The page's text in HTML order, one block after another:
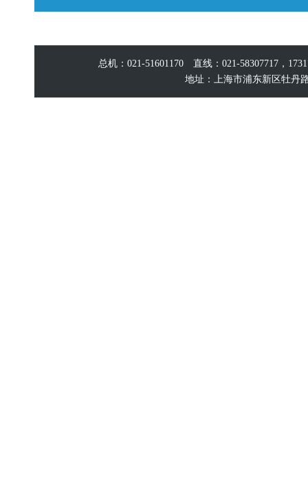
总机：021-51601170 直线：021-58307717，
地址：上海市浦东新区牡丹